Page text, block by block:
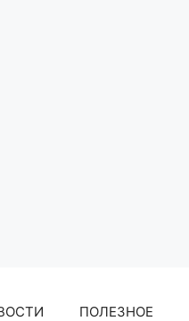
ПОЛЕЗНОЕ